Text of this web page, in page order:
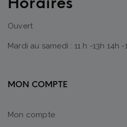
Ouvert
Mardi au samedi : 11 h -13h 14h -
MON COMPTE
Mon compte